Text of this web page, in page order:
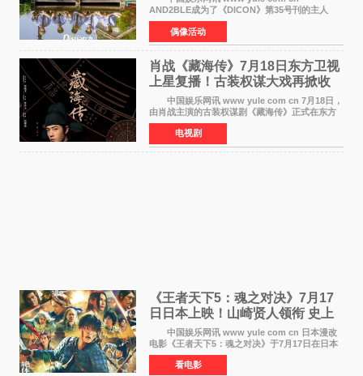
AND2BLE成为了《DICON》第35号刊的主人
公，本期标题为And The Summer。作为出道后
首次担任杂志画报主角的完整体，AND2BLE用清
澈的少年感与全新的夏天相遇了
偶像活动
肖战《藏海传》7月18日东方卫视
上星复播！古装权谋大戏再掀收
视热潮
中国娱乐网讯 www yule com cn 7月18日，
由肖战主演的古装权谋剧《藏海传》正式在东方
卫视上星复播，引发广泛关注。该剧此前已在网
络平台播出，凭借精良制作和紧凑剧情收获不俗
口碑，此次上
电视剧
《王者天下5：魂之对决》7月17
日日本上映！山崎贤人领衔 史上
最大“函谷关防卫战”
中国娱乐网讯 www yule com cn 日本漫改
电影《王者天下5：魂之对决》于7月17日在日本
全国上映。这部由佐藤信介执导、山崎贤人主演
的历史动作片，改编自原泰久同名人气漫画，继
看电影